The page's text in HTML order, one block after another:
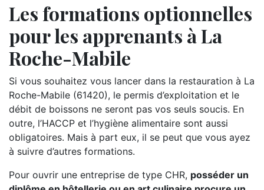
Les formations optionnelles
pour les apprenants à La
Roche-Mabile
Si vous souhaitez vous lancer dans la restauration à La
Roche-Mabile (61420), le permis d’exploitation et le
débit de boissons ne seront pas vos seuls soucis. En
outre, l’HACCP et l’hygiène alimentaire sont aussi
obligatoires. Mais à part eux, il se peut que vous ayez
à suivre d’autres formations.
Pour ouvrir une entreprise de type CHR, posséder un